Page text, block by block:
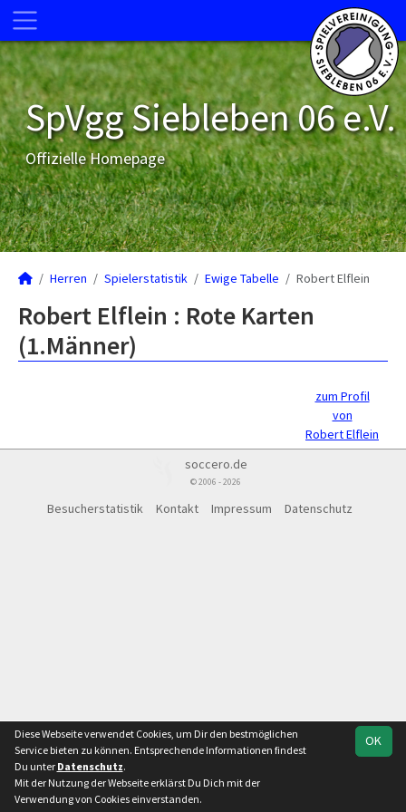
SpVgg Siebleben 06 e.V.
Offizielle Homepage
Herren Spielerstatistik Ewige Tabelle Robert Elflein
Robert Elflein : Rote Karten
(1.Männer)
zum Profil
von
Robert Elflein
soccero.de
© 2006 - 2026
Besucherstatistik Kontakt Impressum Datenschutz
OK
Diese Webseite verwendet Cookies, um Dir den bestmöglichen
Service bieten zu können. Entsprechende Informationen findest
Du unter Datenschutz.
Mit der Nutzung der Webseite erklärst Du Dich mit der
Verwendung von Cookies einverstanden.